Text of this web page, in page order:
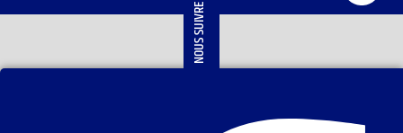
NOUS SUIVRE